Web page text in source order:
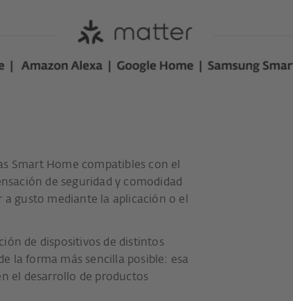
Smart Home compatibles con el
de seguridad y comodidad
a gusto mediante la aplicación o el
de dispositivos de distintos
la forma más sencilla posible: esa
el desarrollo de productos